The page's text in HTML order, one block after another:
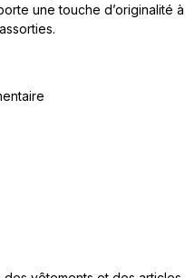
une touche d’originalité à